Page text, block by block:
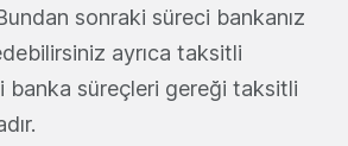
sonraki süreci bankanız
ayrıca taksitli
banka süreçleri gereği taksitli